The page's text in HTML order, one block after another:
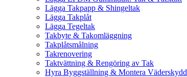
Lägga Takpapp & Shingeltak
Lägga Takplåt
Lägga Tegeltak
Takbyte & Takomläggning
Takplåtsmålning
Takrenovering
Taktvättning & Rengöring av Tak
Hyra Byggställning & Montera Väderskydd